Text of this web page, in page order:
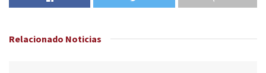
Relacionado Noticias